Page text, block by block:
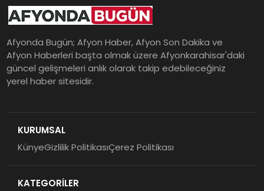
Afyonda Bugün; Afyon Haber, Afyon Son Dakika ve
Afyon Haberleri başta olmak üzere Afyonkarahisar'daki
güncel gelişmeleri anlık olarak takip edebileceğiniz
yerel haber sitesidir.
KURUMSAL
KünyeGizlilik PolitikasıÇerez Politikası
KATEGORİLER